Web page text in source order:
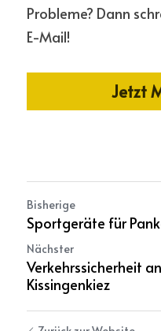
Probleme? Dann
E-Mail!
Jetzt
Bisherige
Sportgeräte für
Nächster
Verkehrssicherheit
Kissingenkiez